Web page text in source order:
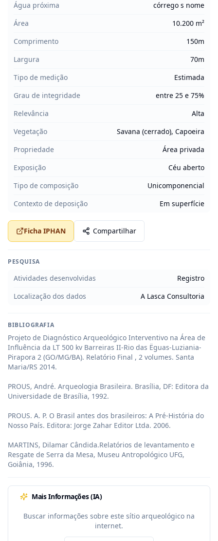
Água próxima
córrego s nome
Área
10.200 m²
Comprimento
150m
Largura
70m
Tipo de medição
Estimada
Grau de integridade
entre 25 e 75%
Relevância
Alta
Vegetação
Savana (cerrado), Capoeira
Propriedade
Área privada
Exposição
Céu aberto
Tipo de composição
Unicomponencial
Contexto de deposição
Em superfície
Ficha IPHAN Compartilhar
PESQUISA
Atividades desenvolvidas
Registro
Localização dos dados
A Lasca Consultoria
BIBLIOGRAFIA
Projeto de Diagnóstico Arqueológico Interventivo na Área de
Influência da LT 500 kv Barreiras II-Rio das Ëguas-Luziania-
Pirapora 2 (GO/MG/BA). Relatório Final , 2 volumes. Santa
Maria/RS 2014.
PROUS, André. Arqueologia Brasileira. Brasília, DF: Editora da
Universidade de Brasília, 1992.
PROUS. A. P. O Brasil antes dos brasileiros: A Pré-História do
Nosso País. Editora: Jorge Zahar Editor Ltda. 2006.
MARTINS, Dilamar Cândida.Relatórios de levantamento e
Resgate de Serra da Mesa, Museu Antropológico UFG,
Goiânia, 1996.
Mais Informações (IA)
Buscar informações sobre este sítio arqueológico na
internet.